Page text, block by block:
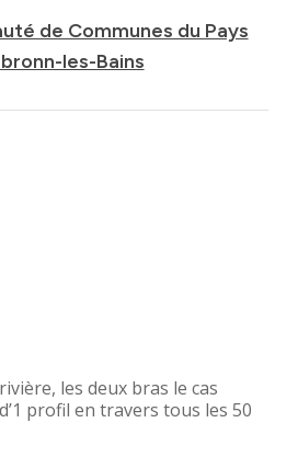
de Communes du Pays
les-Bains
les deux bras le cas
profil en travers tous les 50